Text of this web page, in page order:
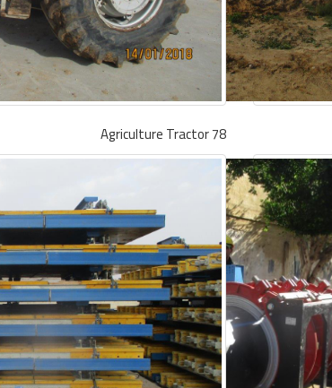
Agriculture Tractor 78